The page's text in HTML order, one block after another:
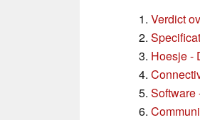
Verdict
Hoesje -
Software